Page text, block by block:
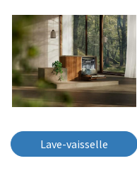
Lave-vaisselle